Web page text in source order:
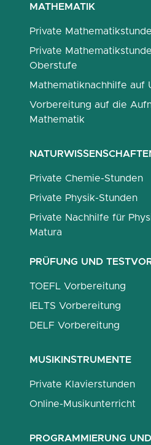
MATHEMATIK
Private
Private
Oberstufe
Mathematiknachhilfe auf
Vorbereitung auf die
Mathematik
Private Chemie-Stunden
Private Physik-Stunden
Private Nachhilfe für
Matura
PRÜFUNG UND
TOEFL Vorbereitung
IELTS Vorbereitung
DELF Vorbereitung
MUSIKINSTRUMENTE
Private Klavierstunden
Online-Musikunterricht
PROGRAMMIERUNG